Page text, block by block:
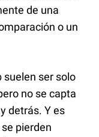
de una
o un
suelen ser solo
no se capta
detrás. Y es
pierden